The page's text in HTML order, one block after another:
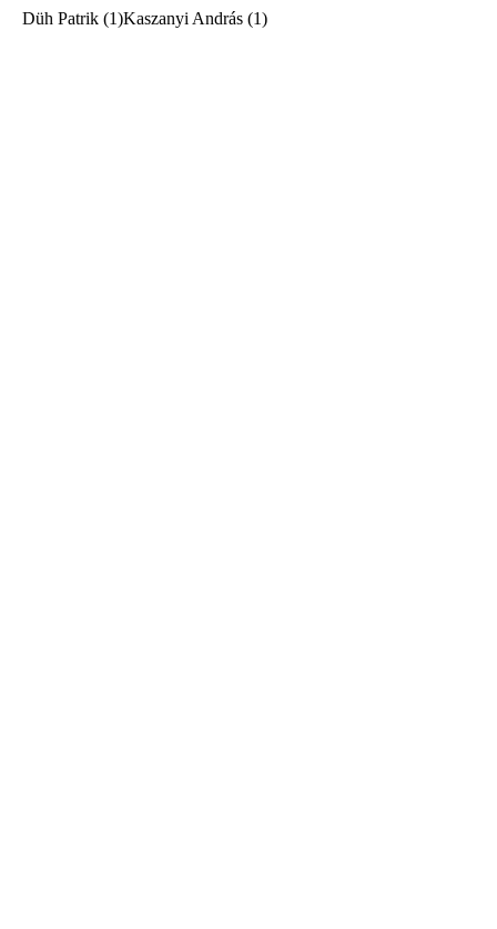
Düh Patrik (1)Kaszanyi András (1)